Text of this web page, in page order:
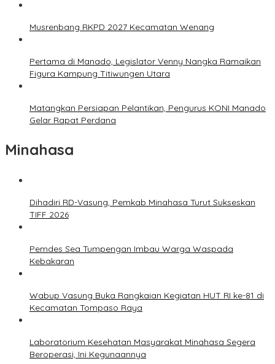
Musrenbang RKPD 2027 Kecamatan Wenang
Pertama di Manado, Legislator Venny Nangka Ramaikan
Figura Kampung Titiwungen Utara
Matangkan Persiapan Pelantikan, Pengurus KONI Manado
Gelar Rapat Perdana
Minahasa
Dihadiri RD-Vasung, Pemkab Minahasa Turut Sukseskan
TIFF 2026
Pemdes Sea Tumpengan Imbau Warga Waspada
Kebakaran
Wabup Vasung Buka Rangkaian Kegiatan HUT RI ke-81 di
Kecamatan Tompaso Raya
Laboratorium Kesehatan Masyarakat Minahasa Segera
Beroperasi, Ini Kegunaannya